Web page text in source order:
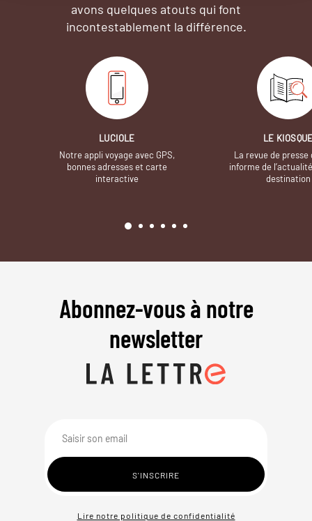
avons quelques atouts qui font
incontestablement la différence.
LUCIOLE
Notre appli voyage avec GPS,
bonnes adresses et carte
interactive
LE
La revue de presse
informe de
destination
Abonnez-vous à notre
newsletter
Lire notre politique de confidentialité